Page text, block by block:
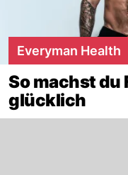
Everyman Health
So machst du
glücklich